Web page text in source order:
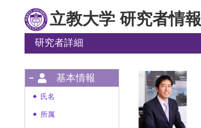
立教大学 研究者情報
研究者詳細
基本情報
◆ 氏名
◆ 所属